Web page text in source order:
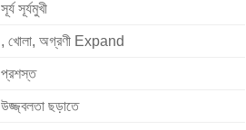
সূর্য সূর্যমুখী
, খোলা, অগ্রণী Expand
প্রশস্ত
উজ্জ্বলতা ছড়াতে